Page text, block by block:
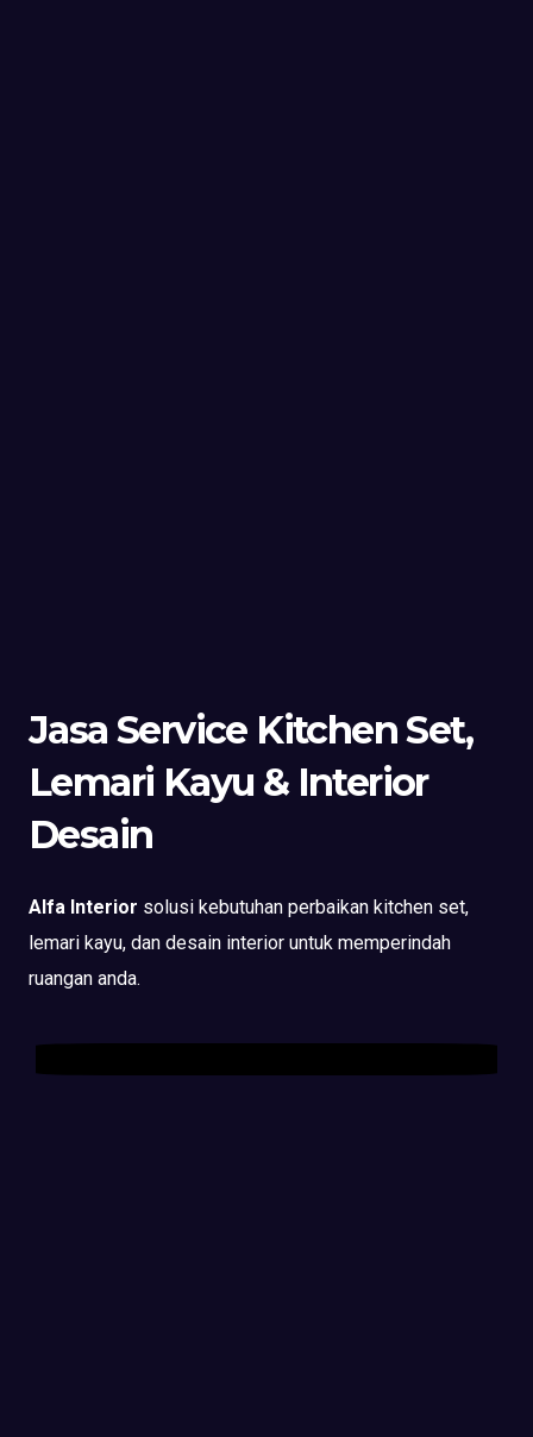
Jasa Service Kitchen Set,
Lemari Kayu & Interior
Desain
Alfa Interior solusi kebutuhan perbaikan kitchen set,
lemari kayu, dan desain interior untuk memperindah
ruangan anda.